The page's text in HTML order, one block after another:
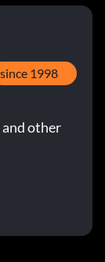
since 1998
other